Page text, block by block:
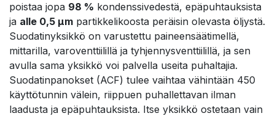
poistaa jopa 98 % kondenssivedestä, epäpuhtauksista
ja alle 0,5 µm partikkelikoosta peräisin olevasta öljystä.
Suodatinyksikkö on varustettu paineensäätimellä,
mittarilla, varoventtiilillä ja tyhjennysventtiilillä, ja sen
avulla sama yksikkö voi palvella useita puhaltajia.
Suodatinpanokset (ACF) tulee vaihtaa vähintään 450
käyttötunnin välein, riippuen puhallettavan ilman
laadusta ja epäpuhtauksista. Itse yksikkö ostetaan vain